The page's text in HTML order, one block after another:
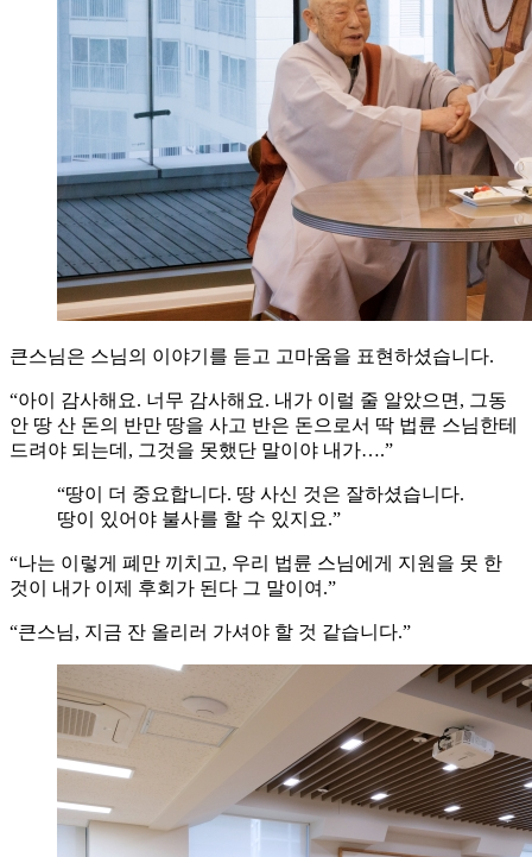
큰스님은 스님의 이야기를 듣고 고마움을 표현하셨습니다.
“아이 감사해요. 너무 감사해요. 내가 이럴 줄 알았으면, 그동
안 땅 산 돈의 반만 땅을 사고 반은 돈으로서 딱 법륜 스님한테
드려야 되는데, 그것을 못했단 말이야 내가….”
“땅이 더 중요합니다. 땅 사신 것은 잘하셨습니다.
땅이 있어야 불사를 할 수 있지요.”
“나는 이렇게 폐만 끼치고, 우리 법륜 스님에게 지원을 못 한
것이 내가 이제 후회가 된다 그 말이여.”
“큰스님, 지금 잔 올리러 가셔야 할 것 같습니다.”